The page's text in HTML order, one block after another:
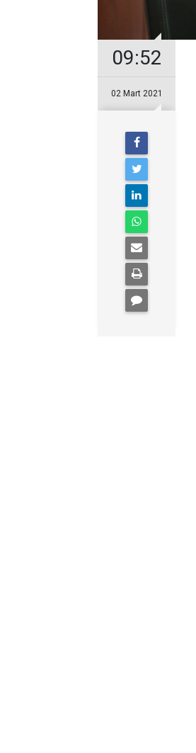
09:52
02 Mart 2021